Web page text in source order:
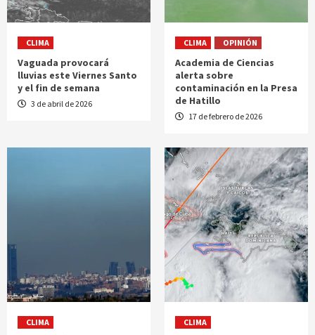
CLIMA
Vaguada provocará
lluvias este Viernes Santo
y el fin de semana
3 de abril de 2026
CLIMA OPINIÓN
Academia de Ciencias
alerta sobre
contaminación en la Presa
de Hatillo
17 de febrero de 2026
CLIMA CLIMA